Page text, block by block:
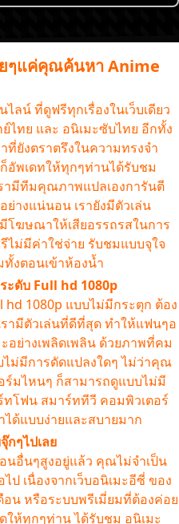
ยๆแค่คุณค้นหา Anime
ลน์ ที่ดูฟรีทุกเรื่องในเว็บเดียว
ไทย และ อนิเมะซับไทย อีกทั้ง
ที่ยังตราตรึงในความทรงจำ
อัพเดทให้ทุกๆท่านได้รับชม
ามีทีมคุณภาพแปลเองการันตี
ย่างแน่นอน เรายังมีตัวเล่น
โฆษณาให้เสียอรรถรสในการ
ไม่มีค่าใช่จ่าย รับชมแบบจุใจ
งตอนเข้าห้องน้ำ
ดับ Full hd 1080p
1080p แบบไม่มีกระตุก ต้อง
รามีตัวเล่นที่ดีที่สุด ทำให้แฟนๆอ
อย่างเพลิดเพลิน ด้วยภาพที่คม
ม่มีการดัดแปลงใดๆ ไม่ว่าคุณ
มไหนๆ ก็สามารถดูแบบไม่มี
โฟน สมาร์ททีวี คอมพิวเตอร์
ด้แบบง่ายและสบายมาก
กๆไปเลย
นอื่นๆสูงอยู่แล้ว คุณไม่จำเป็น
ป เนื่องจากเว็บอนิเมะอีซี่ ของ
อน หรือระบบพรีเมี่ยมที่ต้องค่อย
ดให้ทุกๆท่าน ได้รับชม อนิเมะ